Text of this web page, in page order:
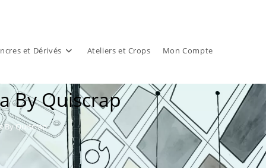
et Dérivés Ateliers et Crops Mon Compte
By Quiscrap
By Quiscrap